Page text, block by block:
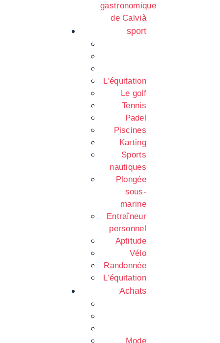
gastronomique
de Calvià
sport
L'équitation
Le golf
Tennis
Padel
Piscines
Karting
Sports
nautiques
Plongée
sous-
marine
Entraîneur
personnel
Aptitude
Vélo
Randonnée
L'équitation
Achats
Mode